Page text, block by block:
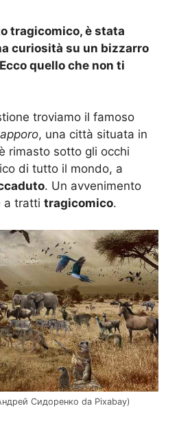
tragicomico, è stata
curiosità su un bizzarro
quello che non ti
troviamo il famoso
, una città situata in
rimasto sotto gli occhi
di tutto il mondo, a
. Un avvenimento
a tratti tragicomico.
Сидоренко da Pixabay)